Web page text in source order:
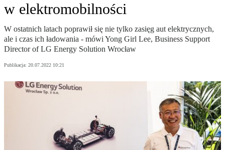
w elektromobilności
W ostatnich latach poprawił się nie tylko zasięg aut elektrycznych,
ale i czas ich ładowania - mówi Yong Girl Lee, Business Support
Director of LG Energy Solution Wrocław
Publikacja: 20.07.2022 10:21